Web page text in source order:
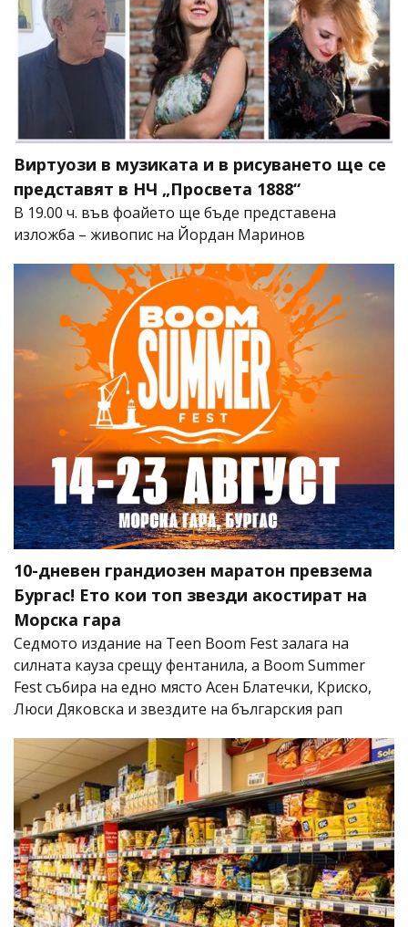
Виртуози в музиката и в рисуването ще се
представят в НЧ „Просвета 1888“
В 19.00 ч. във фоайето ще бъде представена
изложба – живопис на Йордан Маринов
10-дневен грандиозен маратон превзема
Бургас! Ето кои топ звезди акостират на
Морска гара
Седмото издание на Teen Boom Fest залага на
силната кауза срещу фентанила, а Boom Summer
Fest събира на едно място Асен Блатечки, Криско,
Люси Дяковска и звездите на българския рап